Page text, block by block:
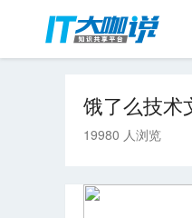
饿了么技术
19980 人浏览